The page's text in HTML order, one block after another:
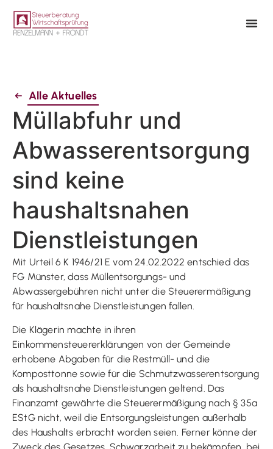
Alle Aktuelles
Müllabfuhr und
Abwasserentsorgung
sind keine
haushaltsnahen
Dienstleistungen
Mit Urteil 6 K 1946/21 E vom 24.02.2022 entschied das
FG Münster, dass Müllentsorgungs- und
Abwassergebühren nicht unter die Steuerermäßigung
für haushaltsnahe Dienstleistungen fallen.
Die Klägerin machte in ihren
Einkommensteuererklärungen von der Gemeinde
erhobene Abgaben für die Restmüll- und die
Komposttonne sowie für die Schmutzwasserentsorgung
als haushaltsnahe Dienstleistungen geltend. Das
Finanzamt gewährte die Steuerermäßigung nach § 35a
EStG nicht, weil die Entsorgungsleistungen außerhalb
des Haushalts erbracht worden seien. Ferner könne der
Zweck des Gesetzes, Schwarzarbeit zu bekämpfen, bei